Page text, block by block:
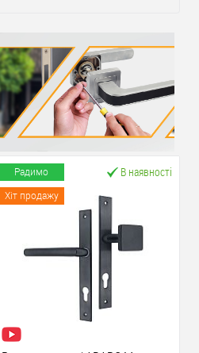
Радимо
Хіт продажу
В наявності